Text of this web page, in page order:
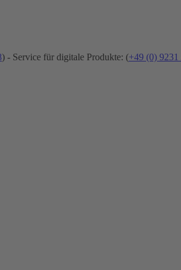
) - Service für digitale Produkte: (+49 (0) 9231